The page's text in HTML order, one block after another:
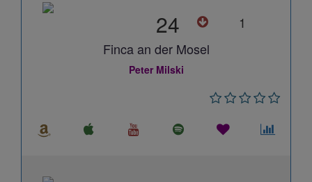
24
1
Finca an der Mosel
Peter Milski